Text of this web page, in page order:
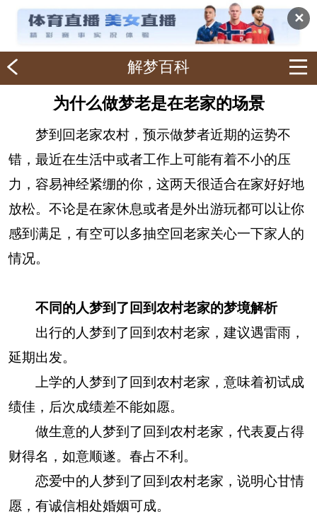
✕
解梦百科
为什么做梦老是在老家的场景
梦到回老家农村，预示做梦者近期的运势不
错，最近在生活中或者工作上可能有着不小的压
力，容易神经紧绷的你，这两天很适合在家好好地
放松。不论是在家休息或者是外出游玩都可以让你
感到满足，有空可以多抽空回老家关心一下家人的
情况。
不同的人梦到了回到农村老家的梦境解析
出行的人梦到了回到农村老家，建议遇雷雨，
延期出发。
上学的人梦到了回到农村老家，意味着初试成
绩佳，后次成绩差不能如愿。
做生意的人梦到了回到农村老家，代表夏占得
财得名，如意顺遂。春占不利。
恋爱中的人梦到了回到农村老家，说明心甘情
愿，有诚信相处婚姻可成。